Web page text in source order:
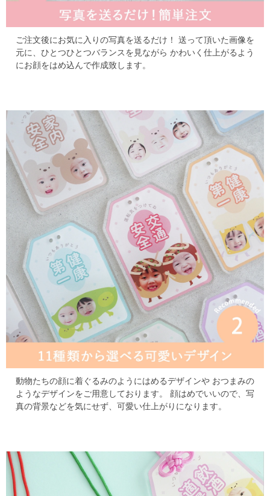
ご注文後にお気に入りの写真を送るだけ！
送って頂いた画像を
元に、ひとつひとつバランスを見ながら かわいく仕上がるよう
にお顔をはめ込んで作成致します。
動物たちの顔に着ぐるみのようにはめるデザインや おつまみの
ようなデザインをご用意しております。
顔はめでいいので、写
真の背景などを気にせず、可愛い仕上がりになります。